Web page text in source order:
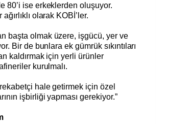
80’i ise erkeklerden oluşuyor.
olarak KOBİ’ler.
başta olmak üzere, işgücü, yer ve
Bir de bunlara ek gümrük sıkıntıları
kaldırmak için yerli ürünler
kurulmalı.
hale getirmek için özel
işbirliği yapması gerekiyor.”